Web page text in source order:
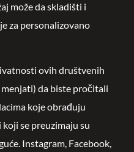
može da skladišti i
za personalizovano
ovih društvenih
menjati) da biste pročitali
koje obrađuju
se preuzimaju su
Instagram, Facebook,